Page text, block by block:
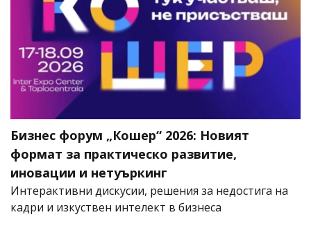
Бизнес форум „Кошер“ 2026: Новият
формат за практическо развитие,
иновации и нетуъркинг
Интерактивни дискусии, решения за недостига на
кадри и изкуствен интелект в бизнеса